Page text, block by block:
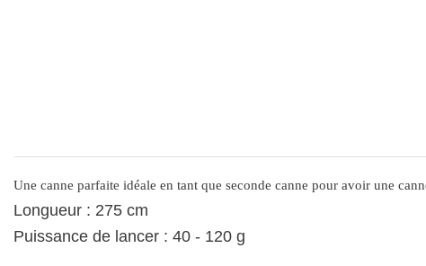
Une canne parfaite idéale en tant que seconde canne pour avoir une
Longueur : 275 cm
Puissance de lancer : 40 - 120 g